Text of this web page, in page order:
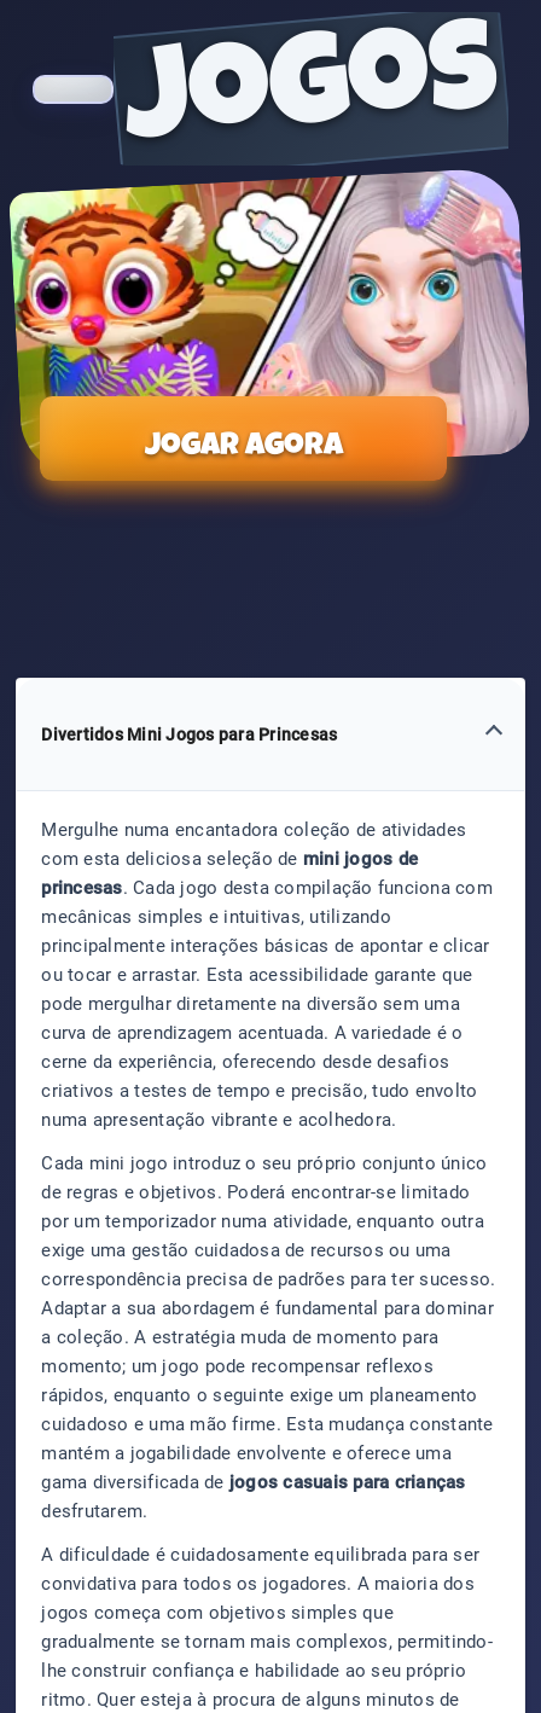
jogos
Jogar agora
Divertidos Mini Jogos para Princesas
Mergulhe numa encantadora coleção de atividades
com esta deliciosa seleção de mini jogos de
princesas. Cada jogo desta compilação funciona com
mecânicas simples e intuitivas, utilizando
principalmente interações básicas de apontar e clicar
ou tocar e arrastar. Esta acessibilidade garante que
pode mergulhar diretamente na diversão sem uma
curva de aprendizagem acentuada. A variedade é o
cerne da experiência, oferecendo desde desafios
criativos a testes de tempo e precisão, tudo envolto
numa apresentação vibrante e acolhedora.
Cada mini jogo introduz o seu próprio conjunto único
de regras e objetivos. Poderá encontrar-se limitado
por um temporizador numa atividade, enquanto outra
exige uma gestão cuidadosa de recursos ou uma
correspondência precisa de padrões para ter sucesso.
Adaptar a sua abordagem é fundamental para dominar
a coleção. A estratégia muda de momento para
momento; um jogo pode recompensar reflexos
rápidos, enquanto o seguinte exige um planeamento
cuidadoso e uma mão firme. Esta mudança constante
mantém a jogabilidade envolvente e oferece uma
gama diversificada de jogos casuais para crianças
desfrutarem.
A dificuldade é cuidadosamente equilibrada para ser
convidativa para todos os jogadores. A maioria dos
jogos começa com objetivos simples que
gradualmente se tornam mais complexos, permitindo-
lhe construir confiança e habilidade ao seu próprio
ritmo. Quer esteja à procura de alguns minutos de